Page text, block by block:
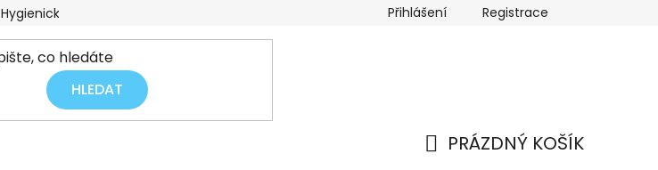
Hygienický audit úklidu Podmínky ochrany osobních údajů
Přihlášení Registrace
HLEDAT
NÁKUPNÍ
PRÁZDNÝ KOŠÍK